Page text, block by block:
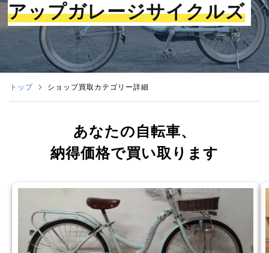
アップガレージサイクルズ
トップ ショップ買取カテゴリー詳細
あなたの自転車、
納得価格で買い取ります